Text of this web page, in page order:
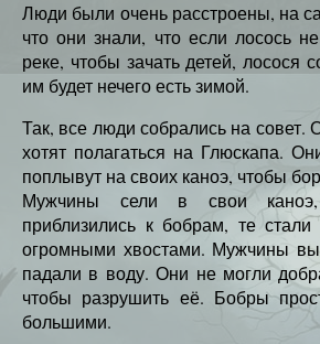
Люди были очень расстроены, на
что они знали, что если лосось
реке, чтобы зачать детей, лосося
им будет нечего есть зимой.
Так, все люди собрались на совет.
хотят полагаться на Глюскапа.
поплывут на своих каноэ, чтобы
Мужчины сели в свои
приблизились к бобрам, те
огромными хвостами. Мужчины
падали в воду. Они не могли
чтобы разрушить её. Бобры
большими.